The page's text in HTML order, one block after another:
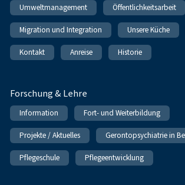
Umweltmanagement Öffentlichkeitsarbeit
Migration und Integration Unsere Küche
Kontakt Anreise Historie
Forschung & Lehre
Information Fort- und Weiterbildung
Projekte / Aktuelles Gerontopsychiatrie in
Pflegeschule Pflegeentwicklung